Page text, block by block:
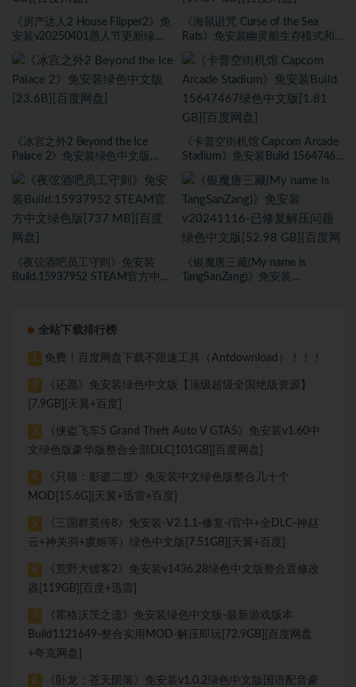
《房产达人2 House Flipper2》免
安装v20250401愚人节更新绿色
《海鼠诅咒 Curse of the Sea
Rats》免安装幽灵船生存模式和
GB][百度网盘]
《冰宫之外2 Beyond the Ice
Palace 2》免安装绿色中文版
《卡普空街机馆 Capcom Arcade
Stadium》免安装Build 15647467
《夜弦酒吧员工守则》免安装
Build.15937952 STEAM官方中文
《银魔唐三藏(My name is
TangSanZang)》免安装
全站下载排行榜
1 免费！百度网盘下载不限速工具（Antdownload）！！！
2
《还愿》免安装绿色中文版【顶级超级全国绝版资源】
[7.9GB][天翼+百度]
3
《侠盗飞车5 Grand Theft Auto V GTA5》免安装v1.60中
文绿色版豪华版整合全部DLC[101GB][百度网盘]
4
《只狼：影逝二度》免安装中文绿色版整合几十个
MOD[15.6G][天翼+迅雷+百度]
5
《三国群英传8》免安装-V2.1.1-修复-(官中+全DLC-神赵
云+神关羽+虞姬等）绿色中文版[7.51GB][天翼+百度]
6
《荒野大镖客2》免安装v1436.28绿色中文版整合置修改
器[119GB][百度+迅雷]
7
《霍格沃茨之遗》免安装绿色中文版-最新游戏版本
Build1121649-整合实用MOD-解压即玩[72.9GB][百度网盘
+夸克网盘]
8
《卧龙：苍天陨落》免安装v1.0.2绿色中文版国语配音豪